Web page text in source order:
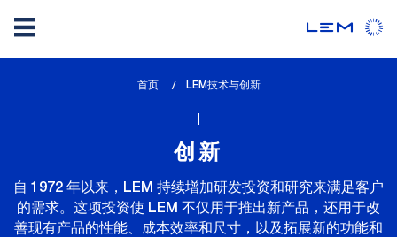
首页
lem_current_page
LEM技术与创新
创新
自 1972 年以来，LEM 持续增加研发投资和研究来满足客户
的需求。这项投资使 LEM 不仅用于推出新产品，还用于改
善现有产品的性能、成本效率和尺寸，以及拓展新的功能和